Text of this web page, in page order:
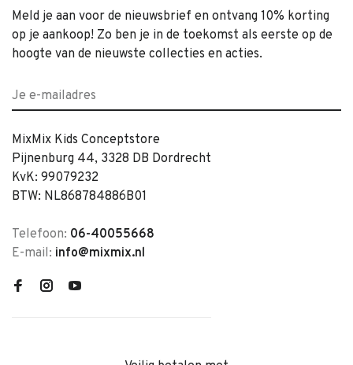
Meld je aan voor de nieuwsbrief en ontvang 10% korting
op je aankoop! Zo ben je in de toekomst als eerste op de
hoogte van de nieuwste collecties en acties.
MixMix Kids Conceptstore
Pijnenburg 44, 3328 DB Dordrecht
KvK: 99079232
BTW: NL868784886B01
Telefoon: 06-40055668
E-mail: info@mixmix.nl